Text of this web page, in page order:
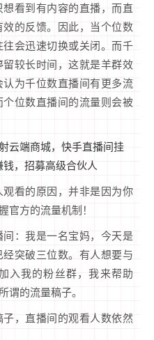
看到有内容的直播，而直
的反馈。因此，当个位数
会迅速切换或关闭。而千
较长时间，这就是羊群效
为千位数直播间有更多流
位数直播间的流量则会被
看的原因，并非是因为你
官方的流量机制！
：我是一名宝妈，今天是
突破三位数。有人想要与
入我的粉丝群，我来帮助
谓的流量稿子。
，直播间的观看人数依然